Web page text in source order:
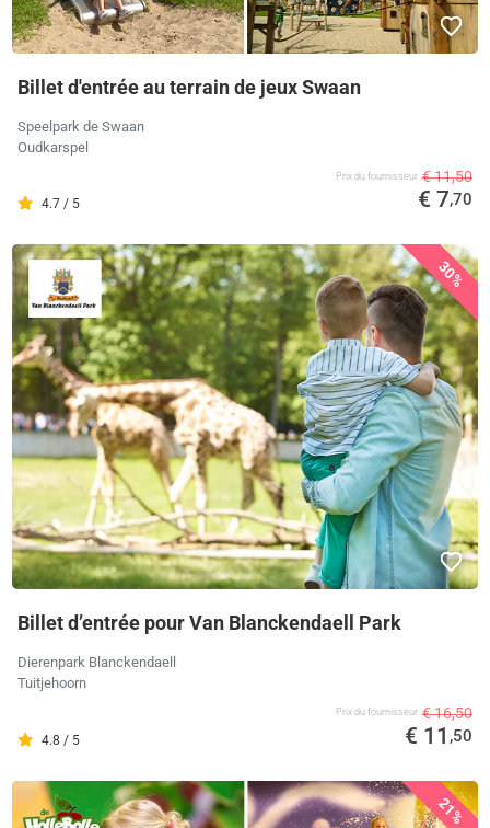
Billet d'entrée au terrain de jeux Swaan
Speelpark de Swaan
Oudkarspel
4.7 / 5
Prix ​​du fournisseur € 11,50
€ 7,70
30%
Billet d’entrée pour Van Blanckendaell Park
Dierenpark Blanckendaell
Tuitjehoorn
4.8 / 5
Prix ​​du fournisseur € 16,50
€ 11 ,50
21%